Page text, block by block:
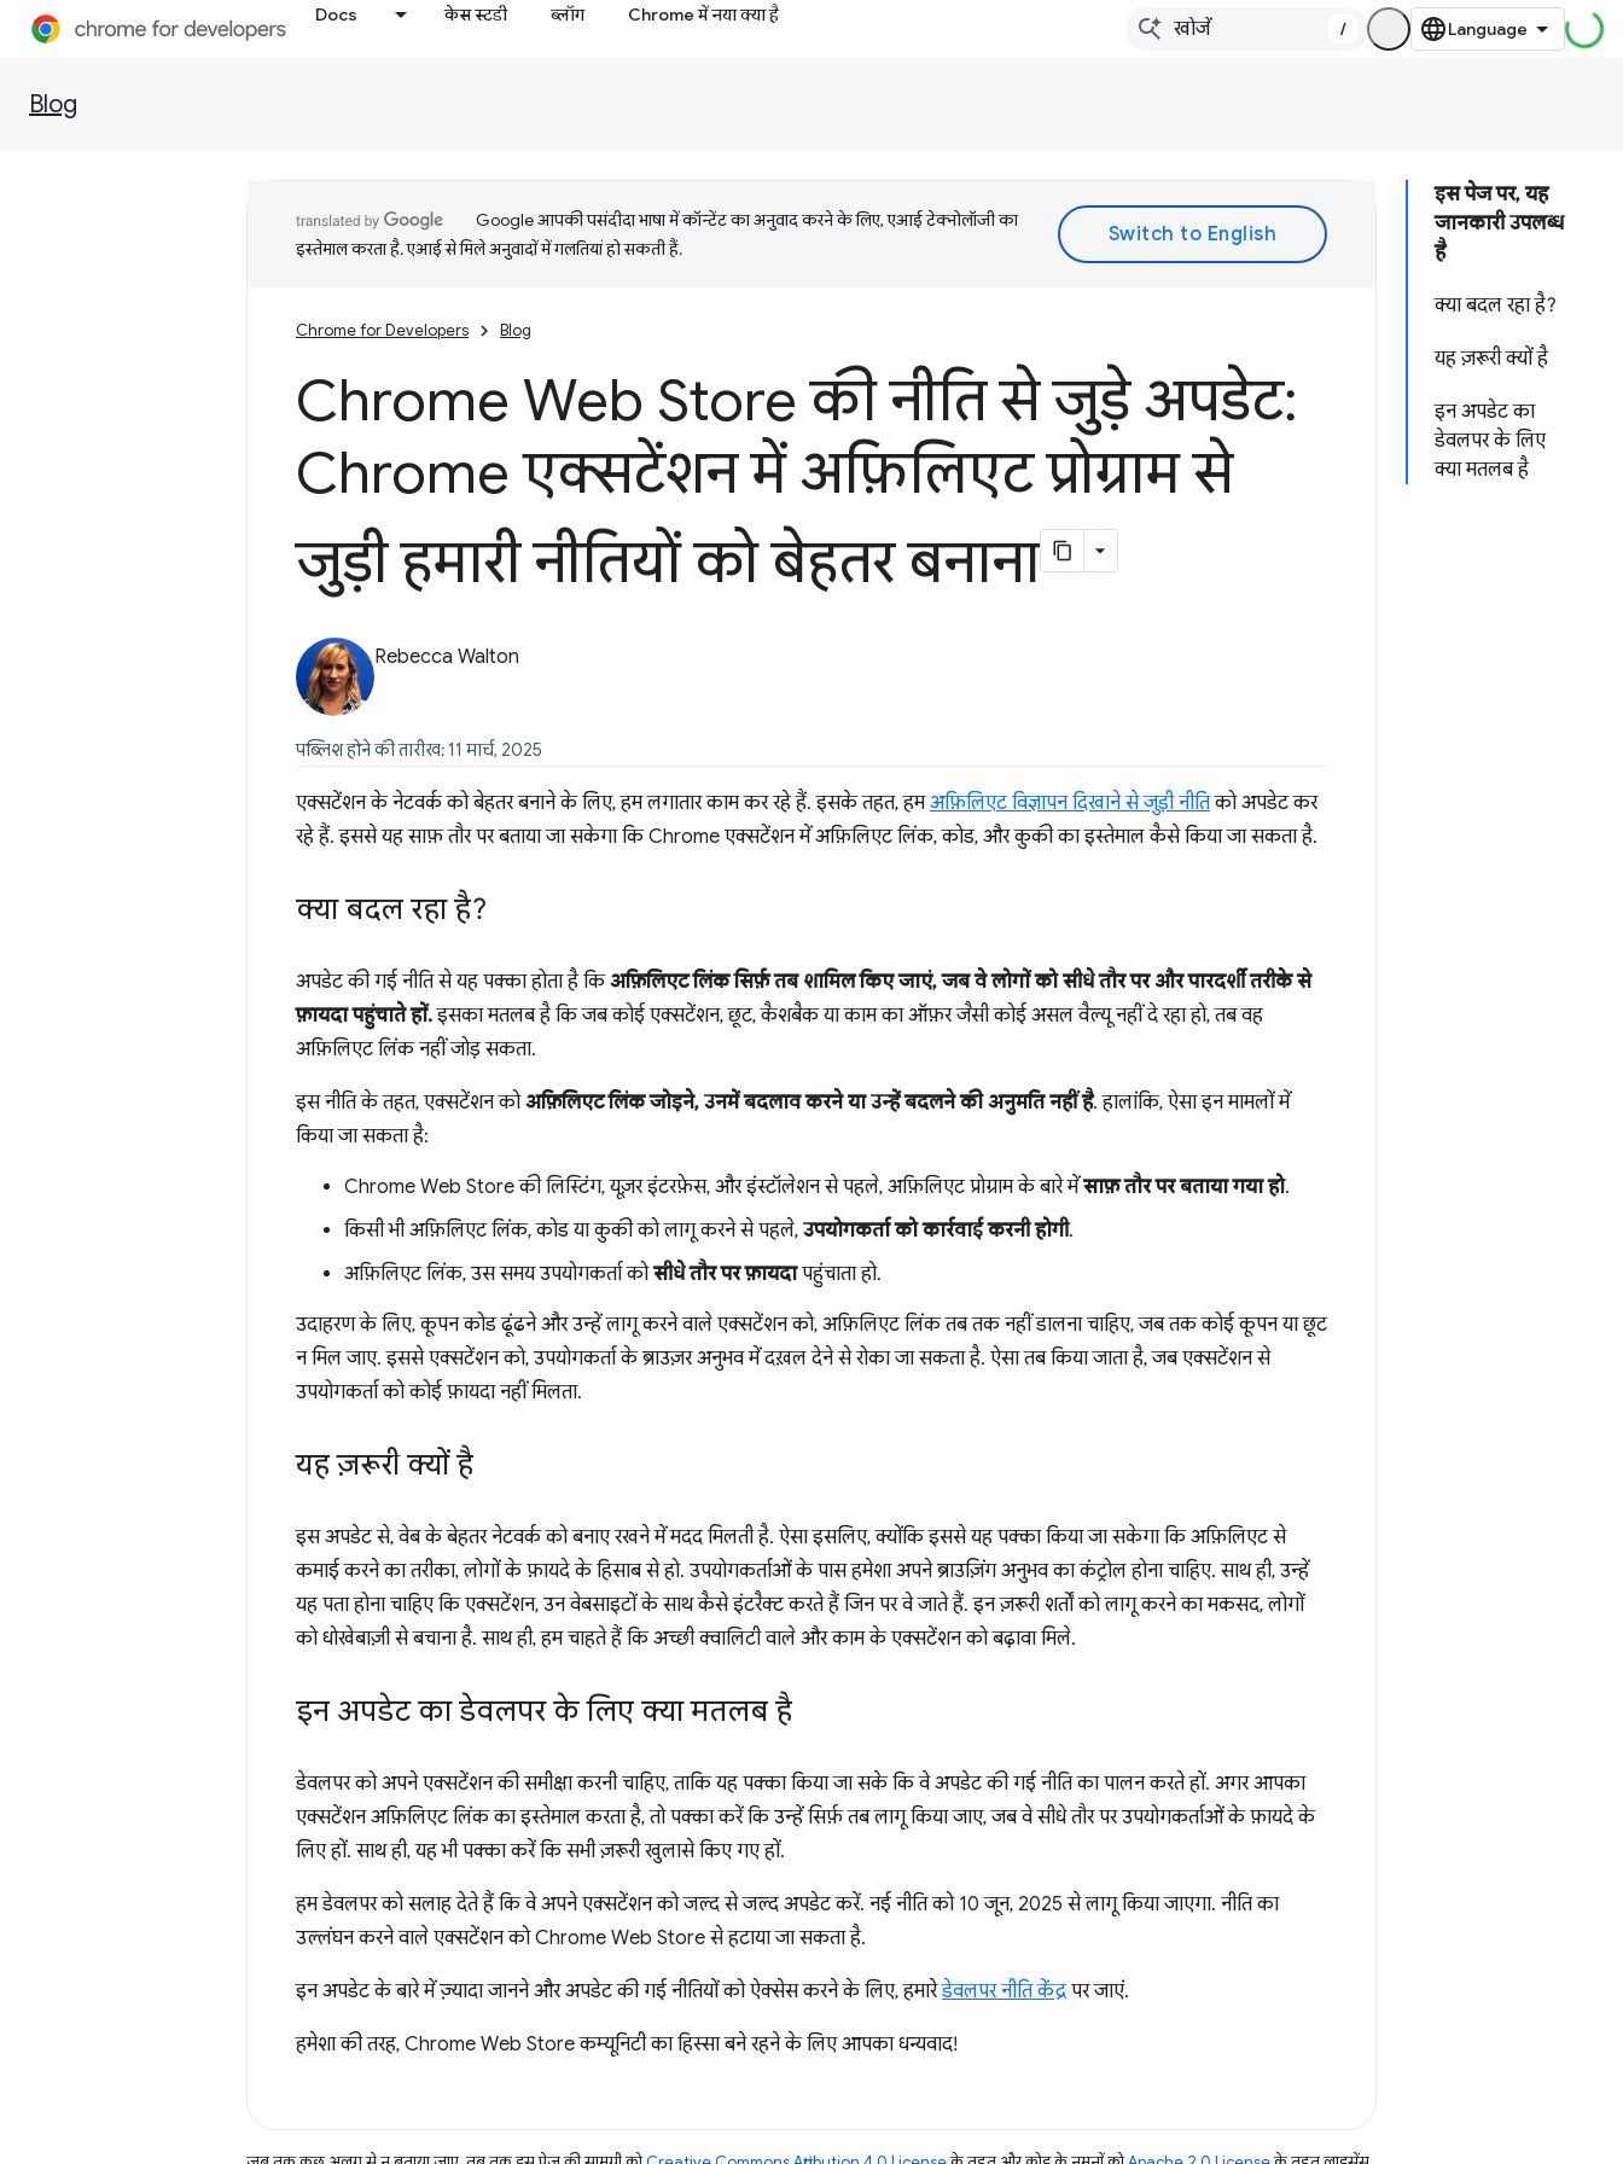
Docs केस स्टडी ब्लॉग Chrome में नया क्या है
/
Blog
इस पेज पर, यह
जानकारी उपलब्ध
है
क्या बदल रहा है?
यह ज़रूरी क्यों है
इन अपडेट का
डेवलपर के लिए
क्या मतलब है
Google आपकी पसंदीदा भाषा में कॉन्टेंट का अनुवाद करने के लिए, एआई टेक्नोलॉजी का
इस्तेमाल करता है. एआई से मिले अनुवादों में गलतियां हो सकती हैं.
Chrome for Developers Blog
Chrome Web Store की नीति से जुड़े अपडेट:
Chrome एक्सटेंशन में अफ़िलिएट प्रोग्राम से
जुड़ी हमारी नीतियों को बेहतर बनाना
Rebecca Walton
पब्लिश होने की तारीख: 11 मार्च, 2025
एक्सटेंशन के नेटवर्क को बेहतर बनाने के लिए, हम लगातार काम कर रहे हैं. इसके तहत, हमअफ़िलिएट विज्ञापन दिखाने से जुड़ी नीतिको अपडेट कर
रहे हैं. इससे यह साफ़ तौर पर बताया जा सकेगा कि Chrome एक्सटेंशन में अफ़िलिएट लिंक, कोड, और कुकी का इस्तेमाल कैसे किया जा सकता है.
क्या बदल रहा है?
अपडेट की गई नीति से यह पक्का होता है किअफ़िलिएट लिंक सिर्फ़ तब शामिल किए जाएं, जब वे लोगों को सीधे तौर पर और पारदर्शी तरीके से
फ़ायदा पहुंचाते हों.इसका मतलब है कि जब कोई एक्सटेंशन, छूट, कैशबैक या काम का ऑफ़र जैसी कोई असल वैल्यू नहीं दे रहा हो, तब वह
अफ़िलिएट लिंक नहीं जोड़ सकता.
इस नीति के तहत, एक्सटेंशन कोअफ़िलिएट लिंक जोड़ने, उनमें बदलाव करने या उन्हें बदलने की अनुमति नहीं है. हालांकि, ऐसा इन मामलों में
किया जा सकता है:
Chrome Web Store की लिस्टिंग, यूज़र इंटरफ़ेस, और इंस्टॉलेशन से पहले, अफ़िलिएट प्रोग्राम के बारे मेंसाफ़ तौर पर बताया गया हो.
किसी भी अफ़िलिएट लिंक, कोड या कुकी को लागू करने से पहले, उपयोगकर्ता को कार्रवाई करनी होगी.
अफ़िलिएट लिंक, उस समय उपयोगकर्ता कोसीधे तौर पर फ़ायदापहुंचाता हो.
उदाहरण के लिए, कूपन कोड ढूंढने और उन्हें लागू करने वाले एक्सटेंशन को, अफ़िलिएट लिंक तब तक नहीं डालना चाहिए, जब तक कोई कूपन या छूट
न मिल जाए. इससे एक्सटेंशन को, उपयोगकर्ता के ब्राउज़र अनुभव में दख़ल देने से रोका जा सकता है. ऐसा तब किया जाता है, जब एक्सटेंशन से
उपयोगकर्ता को कोई फ़ायदा नहीं मिलता.
यह ज़रूरी क्यों है
इस अपडेट से, वेब के बेहतर नेटवर्क को बनाए रखने में मदद मिलती है. ऐसा इसलिए, क्योंकि इससे यह पक्का किया जा सकेगा कि अफ़िलिएट से
कमाई करने का तरीका, लोगों के फ़ायदे के हिसाब से हो. उपयोगकर्ताओं के पास हमेशा अपने ब्राउज़िंग अनुभव का कंट्रोल होना चाहिए. साथ ही, उन्हें
यह पता होना चाहिए कि एक्सटेंशन, उन वेबसाइटों के साथ कैसे इंटरैक्ट करते हैं जिन पर वे जाते हैं. इन ज़रूरी शर्तों को लागू करने का मकसद, लोगों
को धोखेबाज़ी से बचाना है. साथ ही, हम चाहते हैं कि अच्छी क्वालिटी वाले और काम के एक्सटेंशन को बढ़ावा मिले.
इन अपडेट का डेवलपर के लिए क्या मतलब है
डेवलपर को अपने एक्सटेंशन की समीक्षा करनी चाहिए, ताकि यह पक्का किया जा सके कि वे अपडेट की गई नीति का पालन करते हों. अगर आपका
एक्सटेंशन अफ़िलिएट लिंक का इस्तेमाल करता है, तो पक्का करें कि उन्हें सिर्फ़ तब लागू किया जाए, जब वे सीधे तौर पर उपयोगकर्ताओं के फ़ायदे के
लिए हों. साथ ही, यह भी पक्का करें कि सभी ज़रूरी खुलासे किए गए हों.
हम डेवलपर को सलाह देते हैं कि वे अपने एक्सटेंशन को जल्द से जल्द अपडेट करें. नई नीति को 10 जून, 2025 से लागू किया जाएगा. नीति का
उल्लंघन करने वाले एक्सटेंशन को Chrome Web Store से हटाया जा सकता है.
इन अपडेट के बारे में ज़्यादा जानने और अपडेट की गई नीतियों को ऐक्सेस करने के लिए, हमारेडेवलपर नीति केंद्र पर जाएं.
हमेशा की तरह, Chrome Web Store कम्यूनिटी का हिस्सा बने रहने के लिए आपका धन्यवाद!